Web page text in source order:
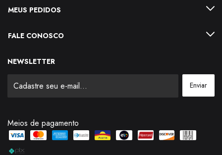
MEUS PEDIDOS
FALE CONOSCO
NEWSLETTER
Meios de pagamento